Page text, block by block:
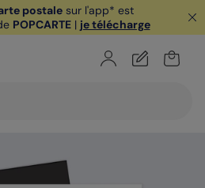
postale sur l'app* est
POPCARTE| je télécharge